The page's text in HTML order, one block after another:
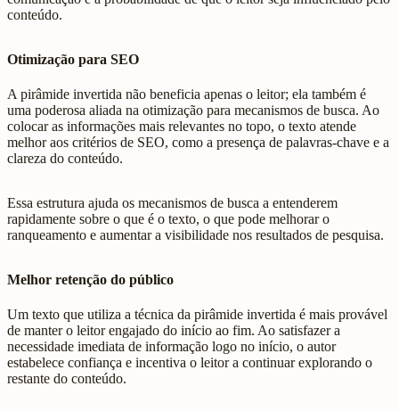
conteúdo.
Otimização para SEO
A pirâmide invertida não beneficia apenas o leitor; ela também é
uma poderosa aliada na otimização para mecanismos de busca. Ao
colocar as informações mais relevantes no topo, o texto atende
melhor aos critérios de SEO, como a presença de palavras-chave e a
clareza do conteúdo.
Essa estrutura ajuda os mecanismos de busca a entenderem
rapidamente sobre o que é o texto, o que pode melhorar o
ranqueamento e aumentar a visibilidade nos resultados de pesquisa.
Melhor retenção do público
Um texto que utiliza a técnica da pirâmide invertida é mais provável
de manter o leitor engajado do início ao fim. Ao satisfazer a
necessidade imediata de informação logo no início, o autor
estabelece confiança e incentiva o leitor a continuar explorando o
restante do conteúdo.